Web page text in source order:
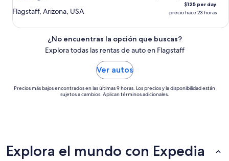
Flagstaff, Arizona, USA
$125 per day
precio hace 23 horas
¿No encuentras la opción que buscas?
Explora todas las rentas de auto en Flagstaff
Ver autos
Precios más bajos encontrados en las últimas 9 horas. Los precios y la disponibilidad están
sujetos a cambios. Aplican términos adicionales.
Explora el mundo con Expedia